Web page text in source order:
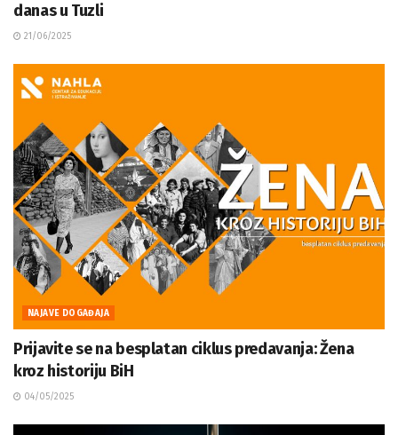
danas u Tuzli
21/06/2025
NAJAVE DOGAĐAJA
Prijavite se na besplatan ciklus predavanja: Žena
kroz historiju BiH
04/05/2025